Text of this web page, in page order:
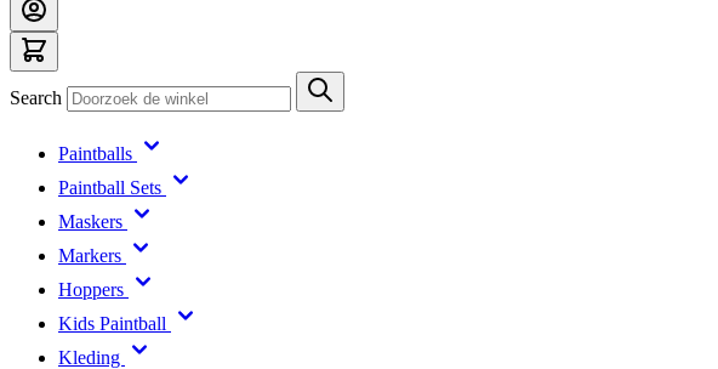
Search
Paintballs
Paintball Sets
Maskers
Markers
Hoppers
Kids Paintball
Kleding